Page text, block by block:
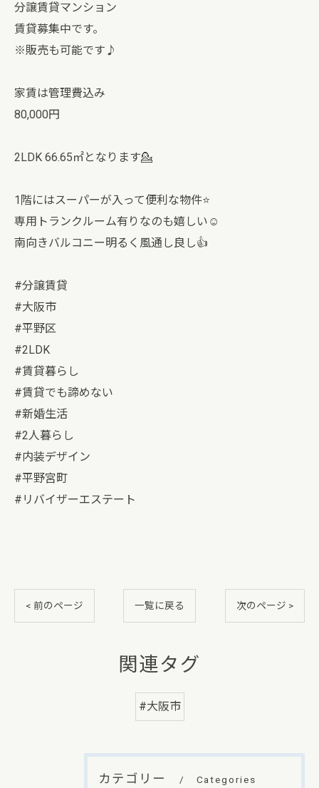
分譲賃貸マンション
賃貸募集中です。
※販売も可能です♪
家賃は管理費込み
80,000円
2LDK 66.65㎡となります💁
1階にはスーパーが入って便利な物件⭐️
専用トランクルーム有りなのも嬉しい☺️
南向きバルコニー明るく風通し良し👍
#分譲賃貸
#大阪市
#平野区
#2LDK
#賃貸暮らし
#賃貸でも諦めない
#新婚生活
#2人暮らし
#内装デザイン
#平野宮町
#リバイザーエステート
< 前のページ 一覧に戻る 次のページ >
関連タグ
#大阪市
カテゴリー Categories